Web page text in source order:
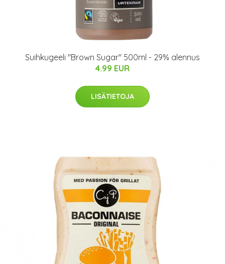
Suihkugeeli "Brown Sugar" 500ml - 29% alennus
4.99 EUR
LISÄTIETOJA